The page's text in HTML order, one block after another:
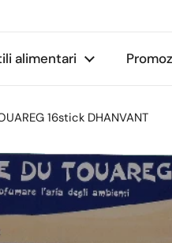
alimentari
16stick DHANVANT